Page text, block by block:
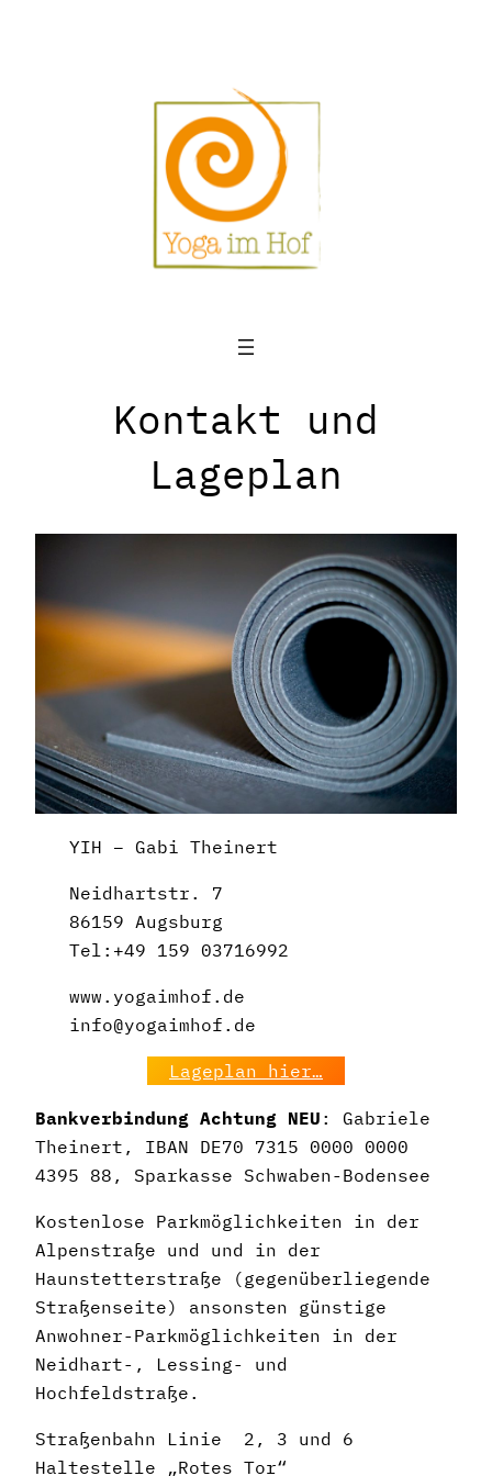
Kontakt und
Lageplan
YIH – Gabi Theinert
Neidhartstr. 7
86159 Augsburg
Tel:+49 159 03716992
www.yogaimhof.de
info@yogaimhof.de
Lageplan hier…
Bankverbindung Achtung NEU: Gabriele
Theinert, IBAN DE70 7315 0000 0000
4395 88, Sparkasse Schwaben-Bodensee
Kostenlose Parkmöglichkeiten in der
Alpenstraße und und in der
Haunstetterstraße (gegenüberliegende
Straßenseite) ansonsten günstige
Anwohner-Parkmöglichkeiten in der
Neidhart-, Lessing- und
Hochfeldstraße.
Straßenbahn Linie 2, 3 und 6
Haltestelle „Rotes Tor“